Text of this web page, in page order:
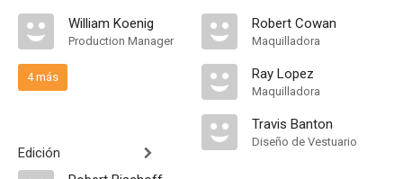
William Koenig
Production Manager
4 más
Edición
Robert Cowan
Maquilladora
Ray Lopez
Maquilladora
Travis Banton
Diseño de Vestuario